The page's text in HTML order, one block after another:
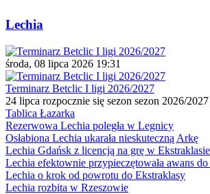
Lechia
środa, 08 lipca 2026 19:31
Terminarz Betclic I ligi 2026/2027
24 lipca rozpocznie się sezon sezon 2026/
Tablica Łazarka
Rezerwowa Lechia poległa w Legnicy
Osłabiona Lechia ukarała nieskuteczną Arkę
Lechia Gdańsk z licencją na grę w Ekstraklasie
Lechia efektownie przypieczętowała awans
Lechia o krok od powrotu do Ekstraklasy
Lechia rozbita w Rzeszowie